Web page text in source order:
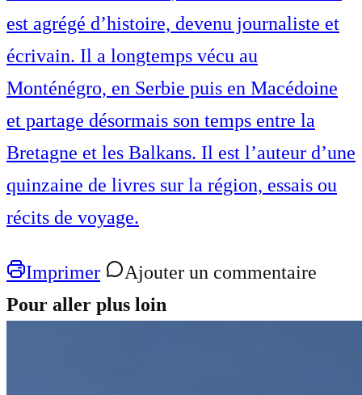
est agrégé d’histoire, devenu journaliste et
écrivain. Il a longtemps vécu au
Monténégro, en Serbie puis en Macédoine
et partage désormais son temps entre la
Bretagne et les Balkans. Il est l’auteur d’une
quinzaine de livres sur la région, essais ou
récits de voyage.
Imprimer
Ajouter un commentaire
Pour aller plus loin